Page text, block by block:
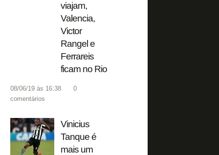
viajam,
Valencia,
Victor
Rangel e
Ferrareis
ficam no Rio
08/06/19 às 16:38
0
comentários
Vinicius
Tanque é
mais um